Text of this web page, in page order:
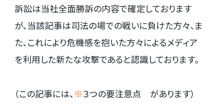
訴訟は当社全面勝訴の内容で確定しております
が、当該記事は司法の場での戦いに負けた方々、ま
た、これにより危機感を抱いた方々によるメディア
を利用した新たな攻撃であると認識しております。
（この記事には、※３つの要注意点 があります）